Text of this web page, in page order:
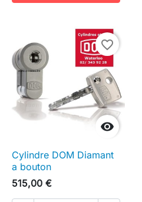

favorite_border
Cylindre DOM Diamant
a bouton
515,00 €